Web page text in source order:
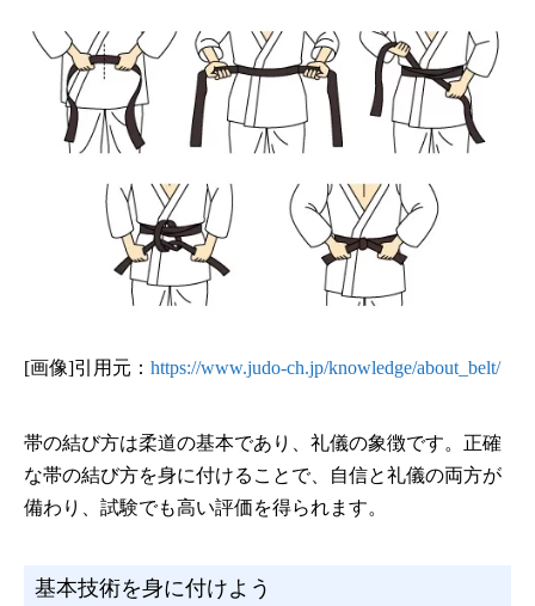
[画像]引用元： https://www.judo-ch.jp/knowledge/about_belt/
帯の結び方は柔道の基本であり、礼儀の象徴です。正確
な帯の結び方を身に付けることで、自信と礼儀の両方が
備わり、試験でも高い評価を得られます。
基本技術を身に付けよう